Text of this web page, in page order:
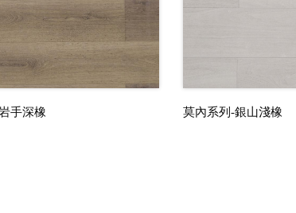
手深橡 莫內系列-銀山淺橡